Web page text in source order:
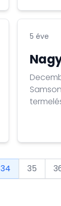
ünnepeket
5 éve
34 35